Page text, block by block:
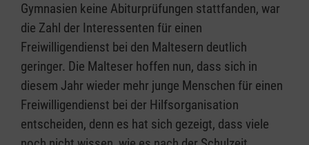
Gymnasien keine Abiturprüfungen stattfanden, war
die Zahl der Interessenten für einen
Freiwilligendienst bei den Maltesern deutlich
geringer. Die Malteser hoffen nun, dass sich in
diesem Jahr wieder mehr junge Menschen für einen
Freiwilligendienst bei der Hilfsorganisation
entscheiden, denn es hat sich gezeigt, dass viele